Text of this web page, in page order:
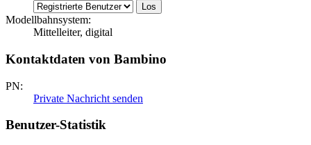
Modellbahnsystem:
Mittelleiter, digital
Kontaktdaten von Bambino
PN:
Private Nachricht senden
Benutzer-Statistik